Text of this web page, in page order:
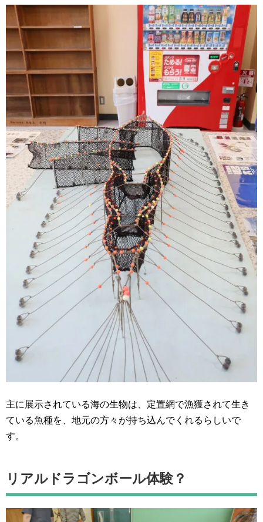
主に展示されている海の生物は、定置網で漁獲されて生き
ている魚種を、地元の方々が持ち込んでくれるらしいで
す。
リアルドラゴンボール体験？